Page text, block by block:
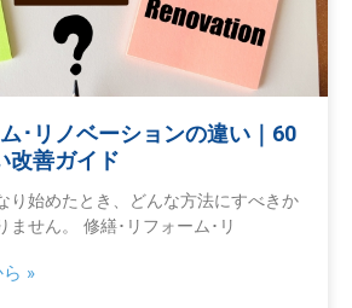
･リノベーションの違い｜60
改善ガイド
り始めたとき、どんな方法にすべきか
ません。 修繕･リフォーム･リ
»